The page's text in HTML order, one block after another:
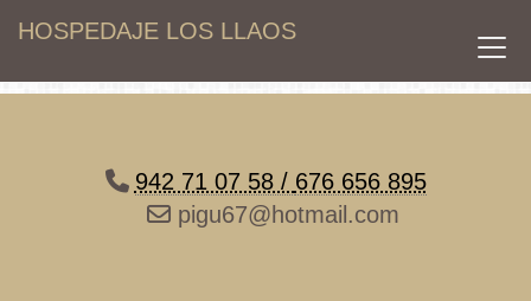
HOSPEDAJE LOS LLAOS
942 71 07 58 / 676 656 895
pigu67@hotmail.com